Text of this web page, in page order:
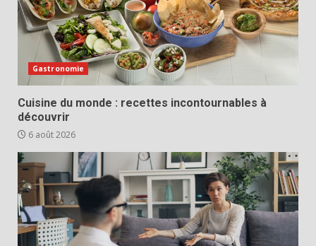
Gastronomie
Cuisine du monde : recettes incontournables à
découvrir
6 août 2026